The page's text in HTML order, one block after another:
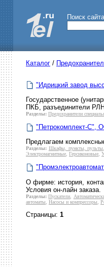
Поиск
Каталог /
"Идрицкий завод
Государственное
ПКБ, разъединители
Разделы: Предохранители
"Петрокомплект-С",
Предлагаем
Разделы: Шкафы, пункты, пульты,
Электромагнитные, Герсиконовые,
О фирме: история,
Условия он-лайн заказа.
Разделы: Пускатели
автоматы
Насосы и компрессоры
Страницы: 1